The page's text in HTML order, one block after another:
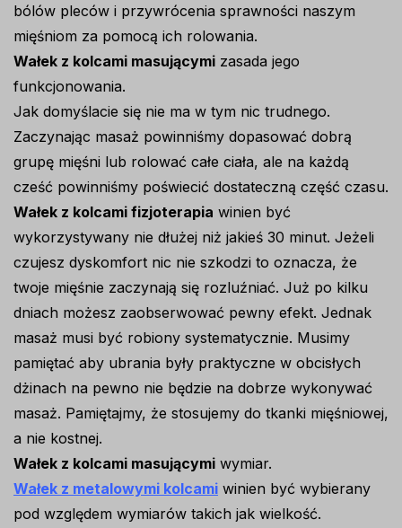
bólów pleców i przywrócenia sprawności naszym
mięśniom za pomocą ich rolowania.
Wałek z kolcami masującymi zasada jego
funkcjonowania.
Jak domyślacie się nie ma w tym nic trudnego.
Zaczynając masaż powinniśmy dopasować dobrą
grupę mięśni lub rolować całe ciała, ale na każdą
cześć powinniśmy poświecić dostateczną część czasu.
Wałek z kolcami fizjoterapia winien być
wykorzystywany nie dłużej niż jakieś 30 minut. Jeżeli
czujesz dyskomfort nic nie szkodzi to oznacza, że
twoje mięśnie zaczynają się rozluźniać. Już po kilku
dniach możesz zaobserwować pewny efekt. Jednak
masaż musi być robiony systematycznie. Musimy
pamiętać aby ubrania były praktyczne w obcisłych
dżinach na pewno nie będzie na dobrze wykonywać
masaż. Pamiętajmy, że stosujemy do tkanki mięśniowej,
a nie kostnej.
Wałek z kolcami masującymi wymiar.
Wałek z metalowymi kolcami winien być wybierany
pod względem wymiarów takich jak wielkość.